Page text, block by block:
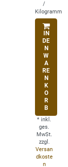
/
Kilogramm
IN
DE
N
W
A
RE
N
K
O
R
B
* inkl.
ges.
MwSt.
zzgl.
Versan
dkoste
n